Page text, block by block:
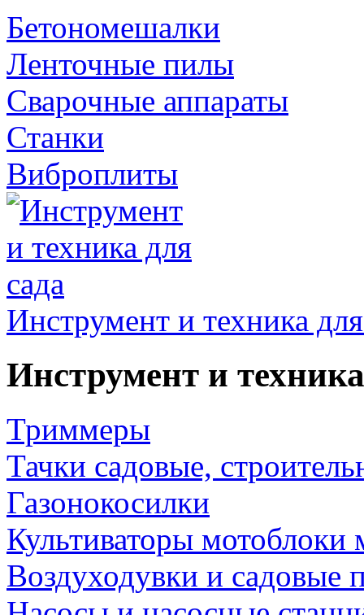
Бетономешалки
Ленточные пилы
Сварочные аппараты
Станки
Виброплиты
Инструмент и техника
Инструмент и
Триммеры
Тачки садовые,
Газонокосилки
Культиваторы мотоблоки
Воздуходувки и садовые